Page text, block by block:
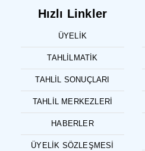
Hızlı Linkler
ÜYELIK
TAHLILMATIK
TAHLIL SONUÇLARI
TAHLIL MERKEZLERI
HABERLER
ÜYELIK SÖZLEŞMESI